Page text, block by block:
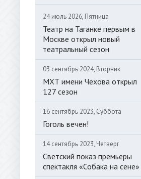
24 июль 2026, Пятница
Театр на Таганке первым в
Москве открыл новый
театральный сезон
03 сентябрь 2024, Вторник
МХТ имени Чехова открыл
127 сезон
16 сентябрь 2023, Суббота
Гоголь вечен!
14 сентябрь 2023, Четверг
Светский показ премьеры
спектакля «Собака на сене»